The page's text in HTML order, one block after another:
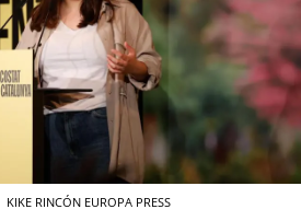
KIKE RINCÓN EUROPA PRESS